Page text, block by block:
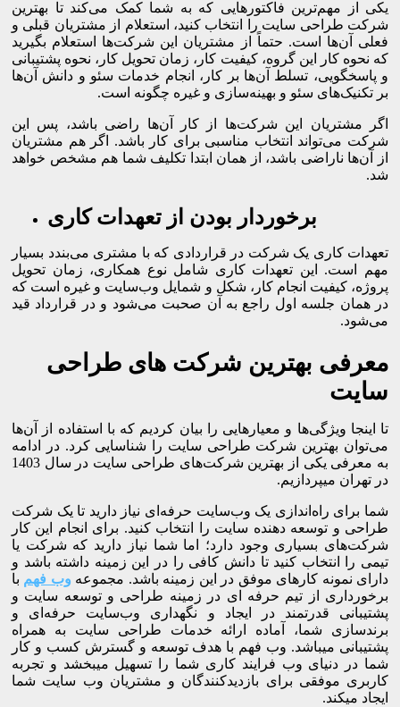
یکی از مهم‌ترین فاکتورهایی که به شما کمک می‌کند تا بهترین
شرکت طراحی سایت را انتخاب کنید، استعلام از مشتریان قبلی و
فعلی آن‌ها است. حتماً از مشتریان این شرکت‌ها استعلام بگیرید
که نحوه کار این گروه، کیفیت کار، زمان تحویل کار، نحوه پشتیبانی
و پاسخگویی، تسلط آن‌ها بر کار، انجام خدمات سئو و دانش آن‌ها
بر تکنیک‌های سئو و بهینه‌سازی و غیره چگونه است.
اگر مشتریان این شرکت‌ها از کار آن‌ها راضی باشد، پس این
شرکت می‌تواند انتخاب مناسبی برای کار باشد. اگر هم مشتریان
از آن‌ها ناراضی باشد، از همان ابتدا تکلیف شما هم مشخص خواهد
شد.
برخوردار بودن از تعهدات کاری
تعهدات کاری یک شرکت در قراردادی که با مشتری می‌بندد بسیار
مهم است. این تعهدات کاری شامل نوع همکاری، زمان تحویل
پروژه، کیفیت انجام کار، شکل و شمایل وب‌سایت و غیره است که
در همان جلسه اول راجع به آن صحبت می‌شود و در قرارداد قید
می‌شود.
معرفی بهترین شرکت های طراحی
سایت
تا اینجا ویژگی‌ها و معیارهایی را بیان کردیم که با استفاده از آن‌ها
می‌توان بهترین شرکت طراحی سایت را شناسایی کرد. در ادامه
به معرفی یکی از بهترین شرکت‌های طراحی سایت در سال 1403
در تهران میپردازیم.
شما برای راه‌اندازی یک وب‌سایت حرفه‌ای نیاز دارید تا یک شرکت
طراحی و توسعه دهنده سایت را انتخاب کنید. برای انجام این کار
شرکت‌های بسیاری وجود دارد؛ اما شما نیاز دارید که شرکت یا
تیمی را انتخاب کنید تا دانش کافی را در این زمینه داشته باشد و
دارای نمونه کارهای موفق در این زمینه باشد. مجموعه وب فهم با
برخورداری از تیم حرفه ای در زمینه طراحی و توسعه سایت و
پشتیبانی قدرتمند در ایجاد و نگهداری وب‌سایت حرفه‌ای و
برندسازی شما، آماده ارائه خدمات طراحی سایت به همراه
پشتیبانی میباشد. وب فهم با هدف توسعه و گسترش کسب و کار
شما در دنیای وب فرایند کاری شما را تسهیل میبخشد و تجربه
کاربری موفقی برای بازدیدکنندگان و مشتریان وب سایت شما
ایجاد میکند.